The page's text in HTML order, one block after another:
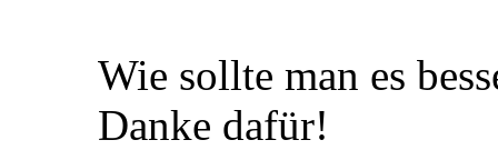
Wie sollte man es
Danke dafür!